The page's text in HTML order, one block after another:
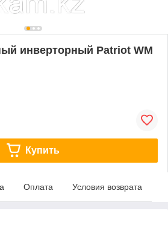
инверторный Patriot WM
Купить
Оплата Условия возврата